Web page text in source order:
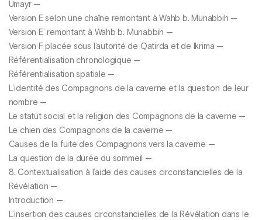
Umayr —
Version E selon une chaîne remontant à Wahb b. Munabbih —
Version E’ remontant à Wahb b. Munabbih —
Version F placée sous l’autorité de Qatirda et de lkrima —
Référentialisation chronologique —
Référentialisation spatiale —
L’identité des Compagnons de la caverne et la question de leur
nombre —
Le statut social et la religion des Compagnons de la caverne —
Le chien des Compagnons de la caverne —
Causes de la fuite des Compagnons vers la caverne —
La question de la durée du sommeil —
8. Contextualisation à l’aide des causes circonstancielles de la
Révélation —
Introduction —
L’insertion des causes circonstancielles de la Révélation dans le